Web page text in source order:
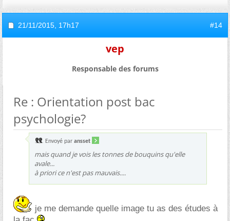
21/11/2015, 17h17 #14
vep
Responsable des forums
Re : Orientation post bac
psychologie?
Envoyé par ansset
mais quand je vois les tonnes de bouquins qu'elle
avale...
à priori ce n'est pas mauvais....
je me demande quelle image tu as des études à